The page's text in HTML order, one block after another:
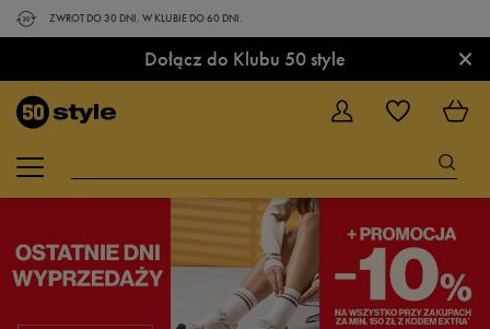
ZWROT DO 30 DNI. W KLUBIE DO 60 DNI.
Dołącz do Klubu 50 style ×